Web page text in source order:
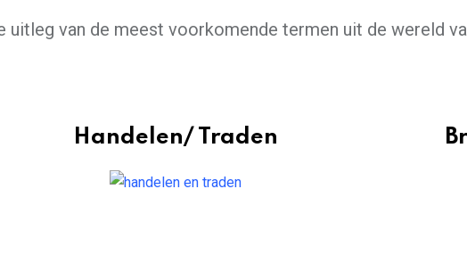
uitleg van de meest voorkomende termen uit de wereld
Handelen/ Traden